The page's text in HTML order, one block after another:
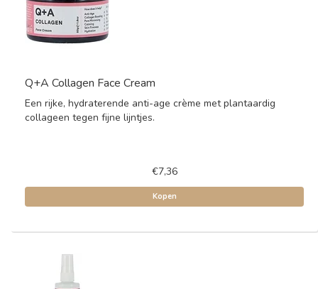
Q+A Collagen Face Cream
Een rijke, hydraterende anti-age crème met plantaardig
collageen tegen fijne lijntjes.
€7,36
Kopen